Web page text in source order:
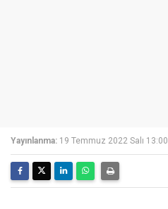
Yayınlanma: 19 Temmuz 2022 Salı 13:00